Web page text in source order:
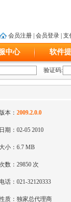
会员注册 会员登录 支
中心 软件
验证码:
版本：2009.2.0.0
期：02-05 2010
小：6.7 MB
数：29850 次
话：021-32120333
质：独家总代理商